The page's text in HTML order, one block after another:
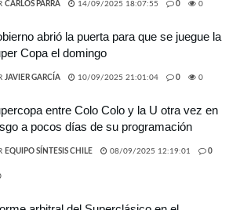
CARLOS PARRA 14/09/2025 18:07:55 0 0
abrió la puerta para que se juegue la
Copa el domingo
JAVIER GARCÍA 10/09/2025 21:01:04 0 0
entre Colo Colo y la U otra vez en
a pocos días de su programación
EQUIPO SÍNTESIS CHILE 08/09/2025 12:19:01 0